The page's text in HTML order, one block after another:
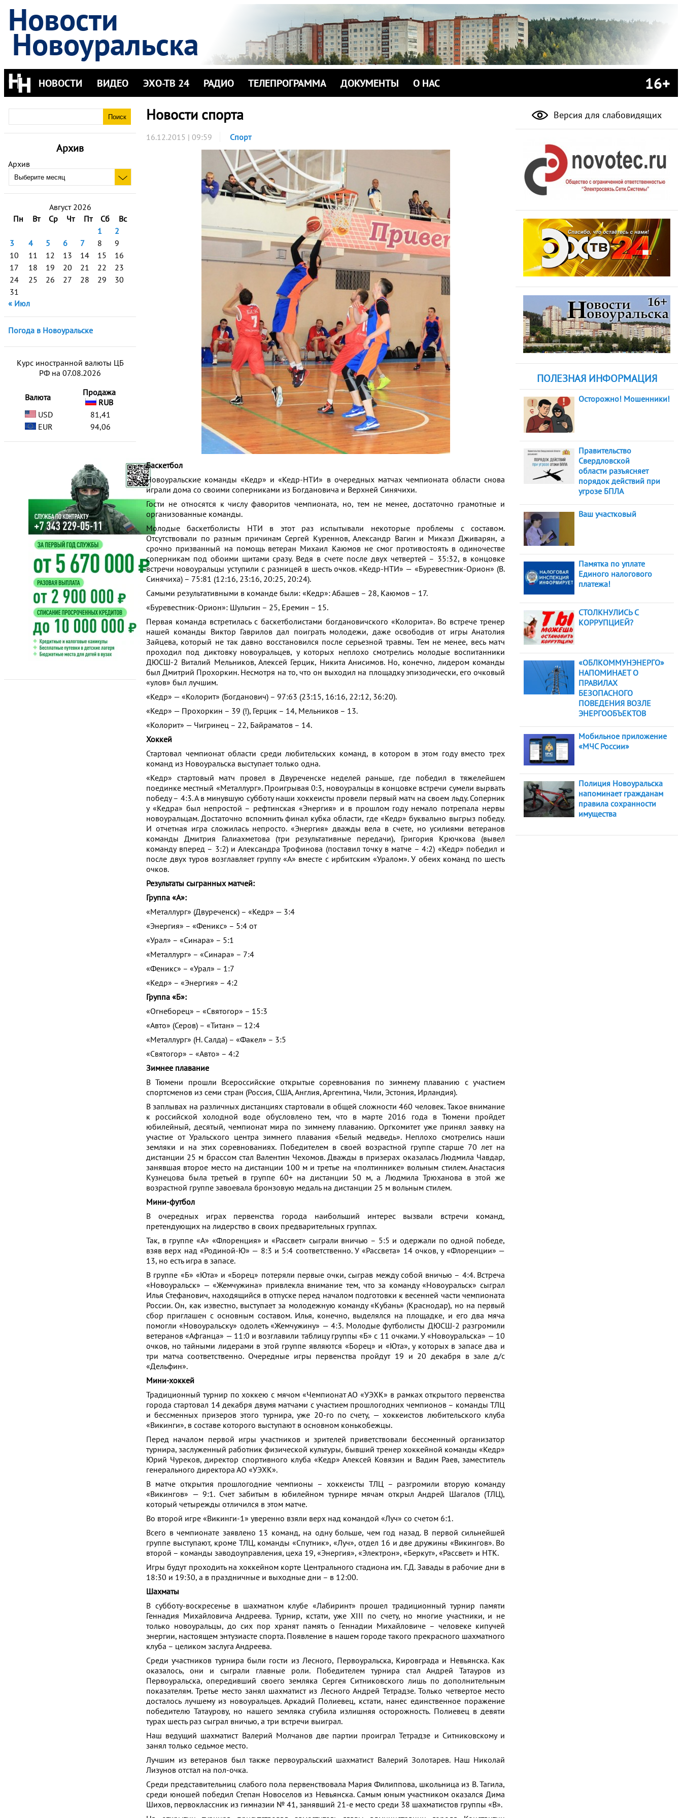
Новости
Новоуральска
НОВОСТИ ВИДЕО ЭХО-ТВ 24 РАДИО ТЕЛЕПРОГРАММА ДОКУМЕНТЫ О НАС 16+
Архив
Архив
Август 2026
Пн
Вт Ср Чт Пт Сб
Вс
1
2
3
4 5 6 7 8
9
10
11 12 13 14 15
16
17
18 19 20 21 22
23
24
25 26 27 28 29
30
31
« Июл
Погода в Новоуральске
Курс иностранной валюты ЦБ
РФ на 07.08.2026
Валюта
Продажа
RUB
USD
81,41
EUR
94,06
Новости спорта
16.12.2015 | 09:59 Спорт
Баскетбол
Новоуральские команды «Кедр» и «Кедр-НТИ» в очередных матчах чемпионата области снова
играли дома со своими соперниками из Богдановича и Верхней Синячихи.
Гости не относятся к числу фаворитов чемпионата, но, тем не менее, достаточно грамотные и
организованные команды.
Молодые баскетболисты НТИ в этот раз испытывали некоторые проблемы с составом.
Отсутствовали по разным причинам Сергей Куреннов, Александр Вагин и Микаэл Дживарян, а
срочно призванный на помощь ветеран Михаил Каюмов не смог противостоять в одиночестве
соперникам под обоими щитами сразу. Ведя в счете после двух четвертей – 35:32, в концовке
встречи новоуральцы уступили с разницей в шесть очков. «Кедр-НТИ» — «Буревестник-Орион» (В.
Синячиха) – 75:81 (12:16, 23:16, 20:25, 20:24).
Самыми результативными в команде были: «Кедр»: Абашев – 28, Каюмов – 17.
«Буревестник-Орион»: Шульгин – 25, Еремин – 15.
Первая команда встретилась с баскетболистами богдановичского «Колорита». Во встрече тренер
нашей команды Виктор Гаврилов дал поиграть молодежи, даже освободив от игры Анатолия
Зайцева, который не так давно восстановился после серьезной травмы. Тем не менее, весь матч
проходил под диктовку новоуральцев, у которых неплохо смотрелись молодые воспитанники
ДЮСШ-2 Виталий Мельников, Алексей Герцик, Никита Анисимов. Но, конечно, лидером команды
был Дмитрий Прохоркин. Несмотря на то, что он выходил на площадку эпизодически, его очковый
«улов» был лучшим.
«Кедр» — «Колорит» (Богданович) – 97:63 (23:15, 16:16, 22:12, 36:20).
«Кедр» — Прохоркин – 39 (!), Герцик – 14, Мельников – 13.
«Колорит» — Чигринец – 22, Байраматов – 14.
Хоккей
Стартовал чемпионат области среди любительских команд, в котором в этом году вместо трех
команд из Новоуральска выступает только одна.
«Кедр» стартовый матч провел в Двуреченске неделей раньше, где победил в тяжелейшем
поединке местный «Металлург». Проигрывая 0:3, новоуральцы в концовке встречи сумели вырвать
победу – 4:3. А в минувшую субботу наши хоккеисты провели первый матч на своем льду. Соперник
у «Кедра» был непростой – рефтинская «Энергия» и в прошлом году немало потрепала нервы
новоуральцам. Достаточно вспомнить финал кубка области, где «Кедр» буквально выгрыз победу.
И отчетная игра сложилась непросто. «Энергия» дважды вела в счете, но усилиями ветеранов
команды Дмитрия Галиахметова (три результативные передачи), Григория Крючкова (вывел
команду вперед – 3:2) и Александра Трофинова (поставил точку в матче – 4:2) «Кедр» победил и
после двух туров возглавляет группу «А» вместе с ирбитским «Уралом». У обеих команд по шесть
очков.
Результаты сыгранных матчей:
Группа «А»:
«Металлург» (Двуреченск) – «Кедр» — 3:4
«Энергия» – «Феникс» – 5:4 от
«Урал» – «Синара» – 5:1
«Металлург» – «Синара» – 7:4
«Феникс» – «Урал» – 1:7
«Кедр» – «Энергия» – 4:2
Группа «Б»:
«Огнеборец» – «Святогор» – 15:3
«Авто» (Серов) – «Титан» — 12:4
«Металлург» (Н. Салда) – «Факел» – 3:5
«Святогор» – «Авто» – 4:2
Зимнее плавание
В Тюмени прошли Всероссийские открытые соревнования по зимнему плаванию с участием
спортсменов из семи стран (Россия, США, Англия, Аргентина, Чили, Эстония, Ирландия).
В заплывах на различных дистанциях стартовали в общей сложности 460 человек. Такое внимание
к российской холодной воде обусловлено тем, что в марте 2016 года в Тюмени пройдет
юбилейный, десятый, чемпионат мира по зимнему плаванию. Оргкомитет уже принял заявку на
участие от Уральского центра зимнего плавания «Белый медведь». Неплохо смотрелись наши
земляки и на этих соревнованиях. Победителем в своей возрастной группе старше 70 лет на
дистанции 25 м брассом стал Валентин Чехомов. Дважды в призерах оказалась Людмила Чавдар,
занявшая второе место на дистанции 100 м и третье на «полтиннике» вольным стилем. Анастасия
Кузнецова была третьей в группе 60+ на дистанции 50 м, а Людмила Трюханова в этой же
возрастной группе завоевала бронзовую медаль на дистанции 25 м вольным стилем.
Мини-футбол
В очередных играх первенства города наибольший интерес вызвали встречи команд,
претендующих на лидерство в своих предварительных группах.
Так, в группе «А» «Флоренция» и «Рассвет» сыграли вничью – 5:5 и одержали по одной победе,
взяв верх над «Родиной-Ю» — 8:3 и 5:4 соответственно. У «Рассвета» 14 очков, у «Флоренции» —
13, но есть игра в запасе.
В группе «Б» «Юта» и «Борец» потеряли первые очки, сыграв между собой вничью – 4:4. Встреча
«Новоуральск» — «Жемчужина» привлекла внимание тем, что за команду «Новоуральск» сыграл
Илья Стефанович, находящийся в отпуске перед началом подготовки к весенней части чемпионата
России. Он, как известно, выступает за молодежную команду «Кубань» (Краснодар), но на первый
сбор приглашен с основным составом. Илья, конечно, выделялся на площадке, и его два мяча
помогли «Новоуральску» одолеть «Жемчужину» — 4:3. Молодые футболисты ДЮСШ-2 разгромили
ветеранов «Афганца» — 11:0 и возглавили таблицу группы «Б» с 11 очками. У «Новоуральска» — 10
очков, но тайными лидерами в этой группе являются «Борец» и «Юта», у которых в запасе два и
три матча соответственно. Очередные игры первенства пройдут 19 и 20 декабря в зале д/с
«Дельфин».
Мини-хоккей
Традиционный турнир по хоккею с мячом «Чемпионат АО «УЭХК» в рамках открытого первенства
города стартовал 14 декабря двумя матчами с участием прошлогодних чемпионов – команды ТЛЦ
и бессменных призеров этого турнира, уже 20-го по счету, — хоккеистов любительского клуба
«Викинги», в составе которого выступают в основном конькобежцы.
Перед началом первой игры участников и зрителей приветствовали бессменный организатор
турнира, заслуженный работник физической культуры, бывший тренер хоккейной команды «Кедр»
Юрий Чуреков, директор спортивного клуба «Кедр» Алексей Ковязин и Вадим Раев, заместитель
генерального директора АО «УЭХК».
В матче открытия прошлогодние чемпионы – хоккеисты ТЛЦ – разгромили вторую команду
«Викингов» — 9:1. Счет забитым в юбилейном турнире мячам открыл Андрей Шагалов (ТЛЦ),
который четырежды отличился в этом матче.
Во второй игре «Викинги-1» уверенно взяли верх над командой «Луч» со счетом 6:1.
Всего в чемпионате заявлено 13 команд, на одну больше, чем год назад. В первой сильнейшей
группе выступают, кроме ТЛЦ, команды «Спутник», «Луч», отдел 16 и две дружины «Викингов». Во
второй – команды заводоуправления, цеха 19, «Энергия», «Электрон», «Беркут», «Рассвет» и НТК.
Игры будут проходить на хоккейном корте Центрального стадиона им. Г.Д. Завады в рабочие дни в
18:30 и 19:30, а в праздничные и выходные дни – в 12:00.
Шахматы
В субботу-воскресенье в шахматном клубе «Лабиринт» прошел традиционный турнир памяти
Геннадия Михайловича Андреева. Турнир, кстати, уже XIII по счету, но многие участники, и не
только новоуральцы, до сих пор хранят память о Геннадии Михайловиче – человеке кипучей
энергии, настоящем энтузиасте спорта. Появление в нашем городе такого прекрасного шахматного
клуба – целиком заслуга Андреева.
Среди участников турнира были гости из Лесного, Первоуральска, Кировграда и Невьянска. Как
оказалось, они и сыграли главные роли. Победителем турнира стал Андрей Татауров из
Первоуральска, опередивший своего земляка Сергея Ситниковского лишь по дополнительным
показателям. Третье место занял шахматист из Лесного Андрей Тетрадзе. Только четвертое место
досталось лучшему из новоуральцев. Аркадий Полиевец, кстати, нанес единственное поражение
победителю Татаурову, но нашего земляка сгубила излишняя осторожность. Полиевец в девяти
турах шесть раз сыграл вничью, а три встречи выиграл.
Наш ведущий шахматист Валерий Молчанов две партии проиграл Тетрадзе и Ситниковскому и
занял только седьмое место.
Лучшим из ветеранов был также первоуральский шахматист Валерий Золотарев. Наш Николай
Лизунов отстал на пол-очка.
Среди представительниц слабого пола первенствовала Мария Филиппова, школьница из В. Тагила,
среди юношей победил Степан Новоселов из Невьянска. Самым юным участником оказался Дима
Шихов, первоклассник из гимназии № 41, занявший 21-е место среди 38 шахматистов группы «В».
Версия для слабовидящих
ПОЛЕЗНАЯ ИНФОРМАЦИЯ
Осторожно! Мошенники!
Правительство
Свердловской
области разъясняет
порядок действий при
угрозе БПЛА
Ваш участковый
Памятка по уплате
Единого налогового
платежа!
СТОЛКНУЛИСЬ С
КОРРУПЦИЕЙ?
«ОБЛКОММУНЭНЕРГО»
НАПОМИНАЕТ О
ПРАВИЛАХ
БЕЗОПАСНОГО
ПОВЕДЕНИЯ ВОЗЛЕ
ЭНЕРГООБЪЕКТОВ
Мобильное приложение
«МЧС России»
Полиция Новоуральска
напоминает гражданам
правила сохранности
имущества